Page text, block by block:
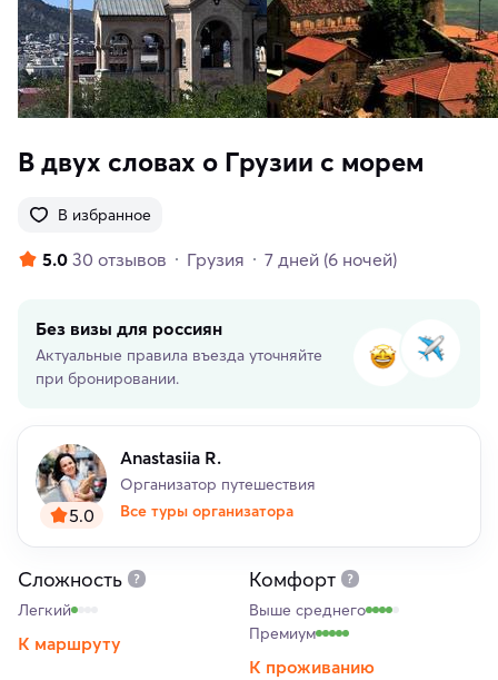
В двух словах о Грузии с морем
В избранное
5.0 30 отзывов Грузия 7 дней (6 ночей)
Без визы для россиян
Актуальные правила въезда уточняйте
при бронировании.
5.0
Anastasiia R.
Организатор путешествия
Все туры организатора
Сложность
Легкий
К маршруту
Комфорт
Выше среднего
Премиум
К проживанию